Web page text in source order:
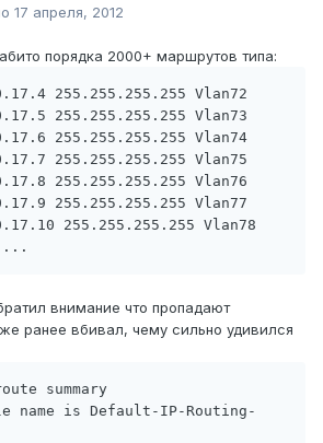
17 апреля, 2012
порядка 2000+ маршрутов типа:
255.255.255.255 Vlan72
255.255.255.255 Vlan73
255.255.255.255 Vlan74
255.255.255.255 Vlan75
255.255.255.255 Vlan76
255.255.255.255 Vlan77
255.255.255.255 Vlan78
внимание что пропадают
ранее вбивал, чему сильно удивился
summary
name is Default-IP-Routing-